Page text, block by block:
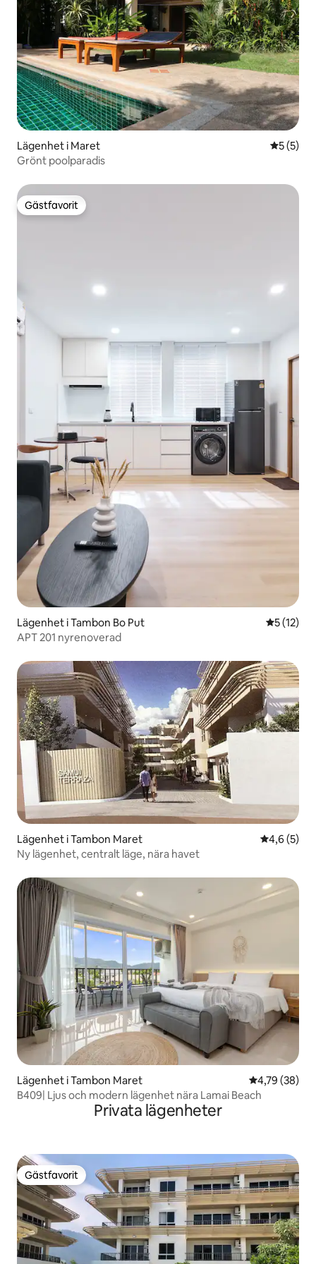
Lägenhet i Maret 5 av 5 i
5 (5)
Grönt poolparadis
Gästfavorit
Gästfavorit
Lägenhet i Tambon Bo Put 5 av 5 i
5 (12)
APT 201 nyrenoverad
Lägenhet i Tambon Maret 4,6 av 5 i
4,6 (5)
Ny lägenhet, centralt läge, nära havet
Lägenhet i Tambon Maret 4,79 av 5 i
4,79 (38)
B409| Ljus och modern lägenhet nära Lamai Beach
Privata lägenheter
Gästfavorit
Gästfavorit